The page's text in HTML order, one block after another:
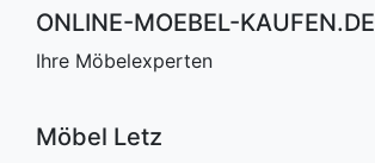
ONLINE-MOEBEL-KAUFEN.DE
Ihre Möbelexperten
Möbel Letz